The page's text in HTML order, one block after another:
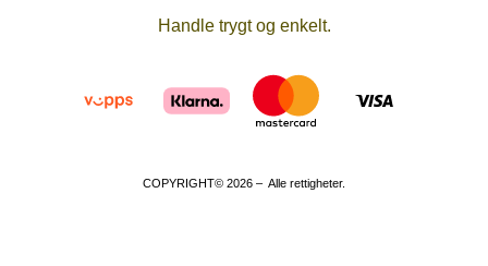
Handle trygt og enkelt.
COPYRIGHT© 2026 – Alle rettigheter.